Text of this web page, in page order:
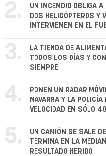
2.
UN INCENDIO OBLIGA
DOS HELICÓPTEROS Y
INTERVIENEN EN EL
3.
LA TIENDA DE
TODOS LOS DÍAS Y
SIEMPRE
4.
PONEN UN RADAR
NAVARRA Y LA
VELOCIDAD EN SÓLO
5.
UN CAMIÓN SE SALE
TERMINA EN LA
RESULTADO HERIDO